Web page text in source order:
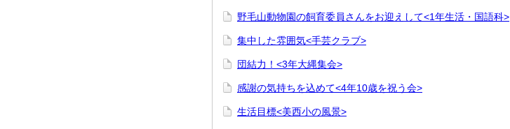
野毛山動物園の飼育委員さんをお迎えして<1年生活・国語科>
集中した雰囲気<手芸クラブ>
団結力！<3年大縄集会>
感謝の気持ちを込めて<4年10歳を祝う会>
生活目標<美西小の風景>